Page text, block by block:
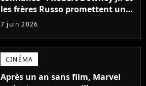
les frères Russo promettent une
révolution pour Avengers :
Doomsday
7 juin 2026
CINÉMA
Après un an sans film, Marvel